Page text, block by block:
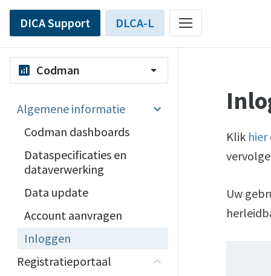
DICA Support DLCA-L
analytics Codman arrow_drop_down
Algemene informatie
Codman dashboards
Dataspecificaties en
dataverwerking
Data update
Account aanvragen
Inloggen
Registratieportaal
Klik hier
Uw